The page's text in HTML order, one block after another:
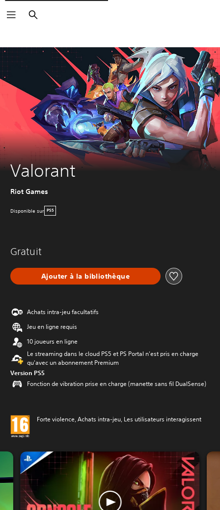
Rechercher
Valorant
Riot Games
Disponible sur PS5
Gratuit
Ajouter à la bibliothèque
Achats intra-jeu facultatifs
Jeu en ligne requis
10 joueurs en ligne
Le streaming dans le cloud PS5 et PS Portal n'est pris en charge
qu'avec un abonnement Premium
Version PS5
Fonction de vibration prise en charge (manette sans fil DualSense)
Forte violence, Achats intra-jeu, Les utilisateurs interagissent